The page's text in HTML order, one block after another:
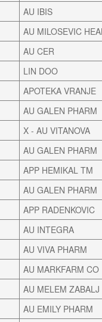
AU IBIS
AU MILOSEVIC
AU CER
LIN DOO
APOTEKA VRANJE
AU GALEN PHARM
X - AU VITANOVA
AU GALEN PHARM
APP HEMIKAL TM
AU GALEN PHARM
APP RADENKOVIC
AU INTEGRA
AU VIVA PHARM
AU MARKFARM CO
AU MELEM ZABALJ
AU EMILY PHARM